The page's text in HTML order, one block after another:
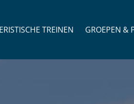
TREINEN GROEPEN &